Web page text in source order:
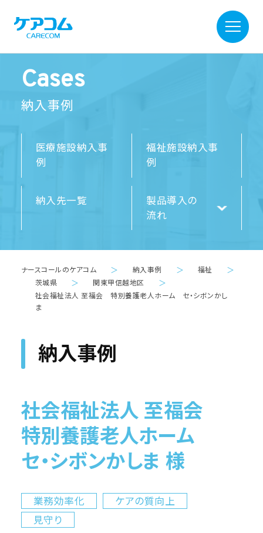
Cases
納入事例
医療施設納入事
例
福祉施設納入事
例
納入先一覧
製品導入の
流れ
ナースコールのケアコム ＞ 納入事例 ＞ 福祉 ＞
茨城県 ＞ 関東甲信越地区 ＞
社会福祉法人 至福会 特別養護老人ホーム セ・シボンかし
ま
納入事例
社会福祉法人 至福会
特別養護老人ホーム
セ・シボンかしま 様
業務効率化
ケアの質向上
見守り